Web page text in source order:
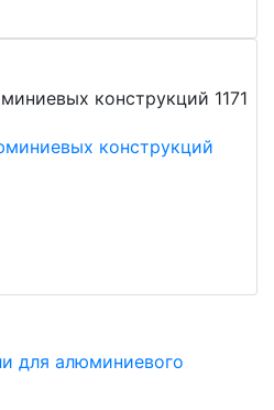
конструкций
для алюминиевого